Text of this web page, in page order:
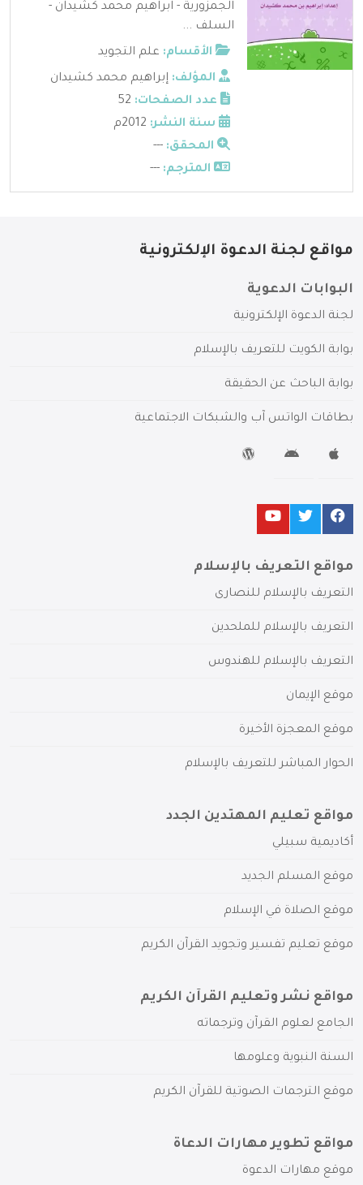
الجمزورية - ابراهيم محمد كشيدان -
السلف ...
الأقسام: علم التجويد
المؤلف: إبراهيم محمد كشيدان
عدد الصفحات:
سنة النشر:
المحقق: ---
المترجم: ---
مواقع لجنة الدعوة الإلكترونية
البوابات الدعوية
لجنة الدعوة الإلكترونية
بوابة الكويت للتعريف بالإسلام
بوابة الباحث عن الحقيقة
بطاقات الواتس آب والشبكات الاجتماعية
مواقع التعريف بالإسلام
التعريف بالإسلام للنصارى
التعريف بالإسلام للملحدين
التعريف بالإسلام للهندوس
موقع الإيمان
موقع المعجزة الأخيرة
الحوار المباشر للتعريف بالإسلام
مواقع تعليم المهتدين الجدد
أكاديمية سبيلي
موقع المسلم الجديد
موقع الصلاة في الإسلام
موقع تعليم تفسير وتجويد القرآن الكريم
مواقع نشر وتعليم القرآن الكريم
الجامع لعلوم القرآن وترجماته
السنة النبوية وعلومها
موقع الترجمات الصوتية للقرآن الكريم
مواقع تطوير مهارات الدعاة
موقع مهارات الدعوة